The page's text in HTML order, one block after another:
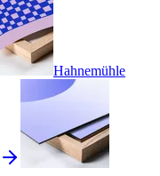
Hahnemühle